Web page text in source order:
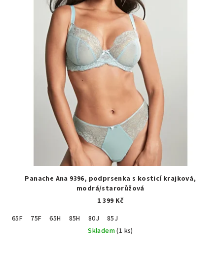
Panache Ana 9396, podprsenka s kosticí krajková,
modrá/starorůžová
1 399 Kč
65F
75F 65H 85H 80J
85J
Skladem(1 ks)